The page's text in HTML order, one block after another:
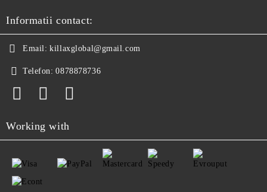
Informatii contact:
Email: killaxglobal@gmail.com
Telefon: 0878878736
Working with